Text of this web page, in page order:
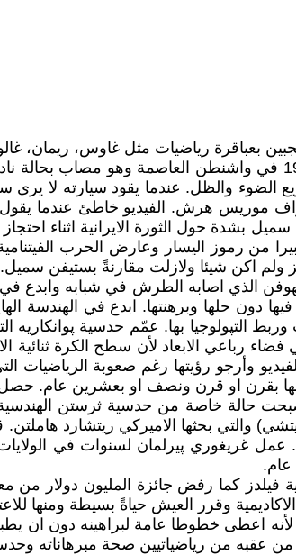
بعباقرة رياضيات مثل غاوس،
ولد ثرستن عام 1946 في واشنطن العاصمة
الضوء والظل. عندما يقود سيارته لا يرى
موريس هرش. الفيديو خاطئ عندما
ولم اكن شيئا ولازلت مقارنةً بستيفن سميل.
الذي اصابه الطرش في شبابه وابدع في
دون حلها وبرهنتها. ابدع في الهندسة
وربط التپولوجيا بها. عمّم حدسية
رباعي الابعاد لأن سطح الكرة ثنائية
وأرجو رؤيتها رغم صعوبة
بقرن او قرن ونصف او بعشرين عام. حصل
والتي بحثها الاميركي ريتشارد
عمل غريغوري پيرلمان لسنوات في
فيلدز كما رفض جائزة المليون دولار
وقرر العيش حياةً بسيطة ومنها
اعطى خطوطا عامة لبراهينه دون ان
من عقبه من رياضياتيين صحة مبرهاناته